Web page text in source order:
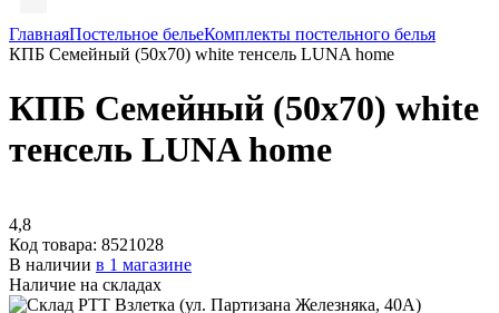
ГлавнаяПостельное бельеКомплекты постельного белья
КПБ Семейный (50х70) white тенсель LUNA home
КПБ Семейный (50х70) white
тенсель LUNA home
4,8
Код товара: 8521028
В наличии в 1 магазине
Наличие на складах